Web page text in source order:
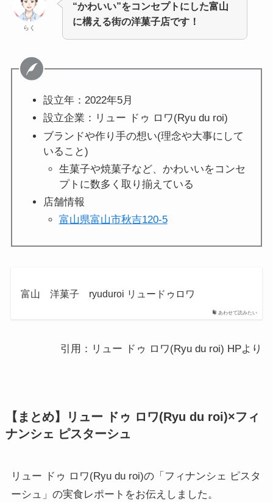
らく
“かわいい”をコンセプトにした富山
に構える街の洋菓子店です！
設立年：2022年5月
設立企業：リュー ドゥ ロワ(Ryu du roi)
ブランドや作り手の想い(理念や大事にして
いること)
生菓子や焼菓子など、かわいいをコンセ
プトに数多く取り揃えている
店舗情報
富山県富山市秋吉120-5
あわせて読みたい
富山 洋菓子 ryuduroi リュードゥロワ
引用：リュー ドゥ ロワ(Ryu du roi) HPより
【まとめ】リュー ドゥ ロワ(Ryu du roi)×フィ
ナンシェ ピスターシュ
リュー ドゥ ロワ(Ryu du roi)の「フィナンシェ ピスタ
ーシュ」の実食レポートをお伝えしました。